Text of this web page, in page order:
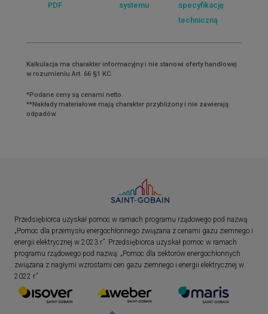
PDF
systemu
specyfikację
techniczną
Kalkulacja ma charakter informacyjny i nie stanowi oferty handlowej
w rozumieniu Art. 66 §1 KC.
*Podane ceny są cenami netto.
**Nakłady materiałowe mają charakter przybliżony i nie zawierają
odpadów.
Przedsiębiorca uzyskał pomoc w ramach programu rządowego pod nazwą
„Pomoc dla przemysłu energochłonnego związana z cenami gazu ziemnego i
energii elektrycznej w 2023 r.”. Przedsiębiorca uzyskał pomoc w ramach
programu rządowego pod nazwą: „Pomoc dla sektorów energochłonnych
związana z nagłymi wzrostami cen gazu ziemnego i energii elektrycznej w
2022 r.”